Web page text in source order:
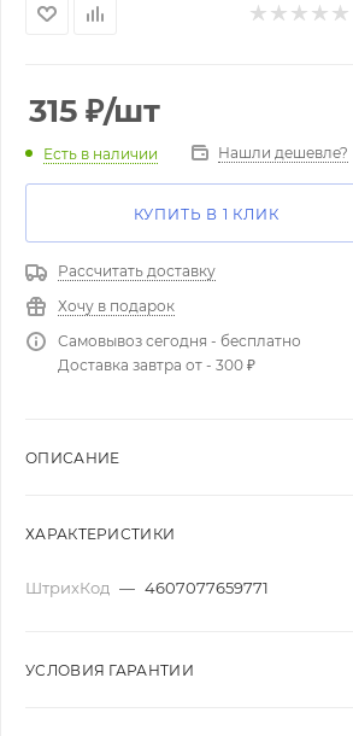
315 ₽/шт
Есть в наличии Нашли дешевле?
КУПИТЬ В 1 КЛИК
Рассчитать доставку
Хочу в подарок
Самовывоз сегодня - бесплатно
Доставка завтра от - 300 ₽
ОПИСАНИЕ
ХАРАКТЕРИСТИКИ
ШтрихКод — 4607077659771
УСЛОВИЯ ГАРАНТИИ